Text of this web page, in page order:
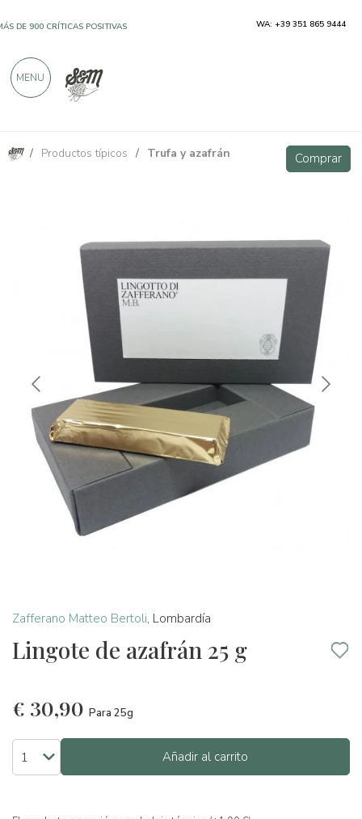
/ Productos típicos / Trufa y azafrán Comprar
Zafferano Matteo Bertoli, Lombardía
Lingote de azafrán 25 g
€ 30,90 Para 25g
Añadir al carrito
Lingote de azafrán 25 g Comprar
DE 900 CRÍTICAS POSITIVAS WA: +39 351 865 9444
MENU